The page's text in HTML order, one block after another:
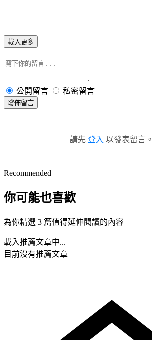
載入更多
公開留言 私密留言
發佈留言
請先 登入 以發表留言。
Recommended
你可能也喜歡
為你精選 3 篇值得延伸閱讀的內容
載入推薦文章中...
目前沒有推薦文章